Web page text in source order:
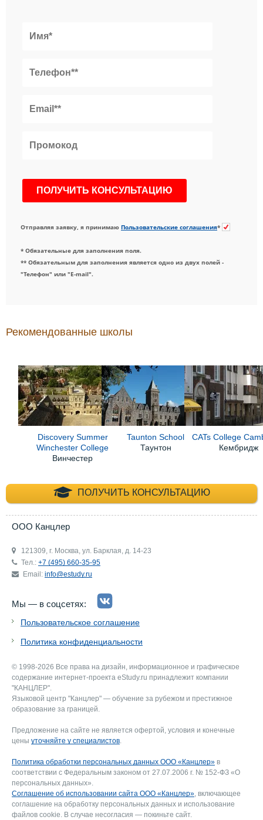
Отправляя заявку, я принимаю Пользовательские соглашения*
* Обязательные для заполнения поля.
** Обязательным для заполнения является одно из двух полей -
"Телефон" или "E-mail".
Рекомендованные школы
Discovery Summer
Winchester College
Винчестер
Taunton School
Таунтон
CATs College
Кембридж
ПОЛУЧИТЬ КОНСУЛЬТАЦИЮ
+7 (495) 660-35-
ООО Канцлер
121309, г. Москва, ул. Барклая, д. 14-23
Тел.: +7 (495) 660-35-95
Email: info@estudy.ru
Мы — в соцсетях:
Пользовательское соглашение
Политика конфиденциальности
© 1998-2026 Все права на дизайн, информационное и графическое
содержание интернет-проекта eStudy.ru принадлежит компании
"КАНЦЛЕР".
Языковой центр "Канцлер" — обучение за рубежом и престижное
образование за границей.
Предложение на сайте не является офертой, условия и конечные
цены уточняйте у специалистов.
Политика обработки персональных данных ООО «Канцлер» в
соответствии с Федеральным законом от 27.07.2006 г. № 152-ФЗ «О
персональных данных».
Соглашение об использовании сайта ООО «Канцлер», включающее
соглашение на обработку персональных данных и использование
файлов cookie. В случае несогласия — покиньте сайт.